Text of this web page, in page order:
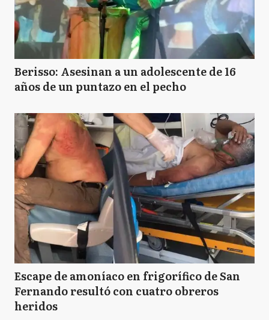
Berisso: Asesinan a un adolescente de 16
años de un puntazo en el pecho
Escape de amoníaco en frigorífico de San
Fernando resultó con cuatro obreros
heridos